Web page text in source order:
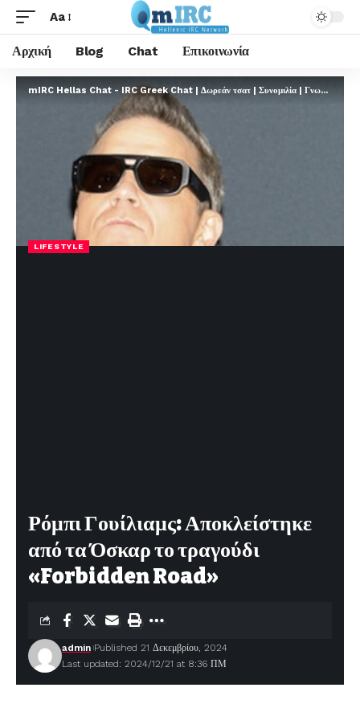
Aa
Αρχική Blog Chat Επικοινωνία
mIRC Hellas Chat - IRC Greek Chat | Δωρεάν τσατ | Συνομιλία | Γνωριμίες | FREE
LIFESTYLE
Ρόμπι Γουίλιαμς: Αποκλείστηκε
από τα Όσκαρ το τραγούδι
«Forbidden Road»
Last updated: 2024/12/21 at 8:36 ΠΜ
admin Published 21 Δεκεμβρίου, 2024